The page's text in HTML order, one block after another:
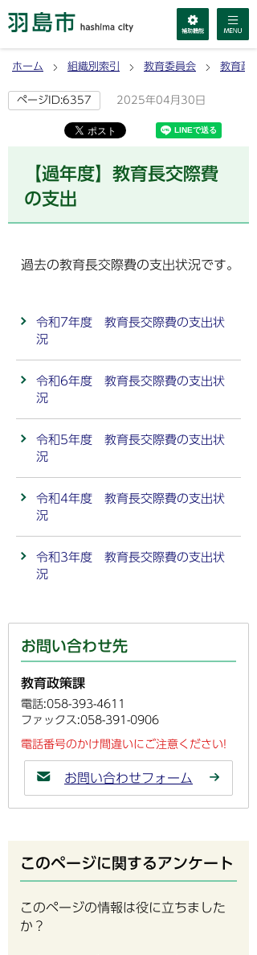
ホーム 組織別索引 教育委員会 教育政
ページID:6357 2025年04月30日
【過年度】教育長交際費
の支出
過去の教育長交際費の支出状況です。
令和7年度 教育長交際費の支出状
況
令和6年度 教育長交際費の支出状
況
令和5年度 教育長交際費の支出状
況
令和4年度 教育長交際費の支出状
況
令和3年度 教育長交際費の支出状
況
お問い合わせ先
教育政策課
電話:058-393-4611
ファックス:058-391-0906
電話番号のかけ間違いにご注意ください!
お問い合わせフォーム
このページに関するアンケート
このページの情報は役に立ちました
か？